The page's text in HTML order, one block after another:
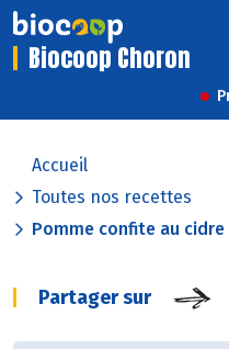
Biocoop Choron
Accueil
Toutes nos recettes
Pomme confite au cidre
Partager sur